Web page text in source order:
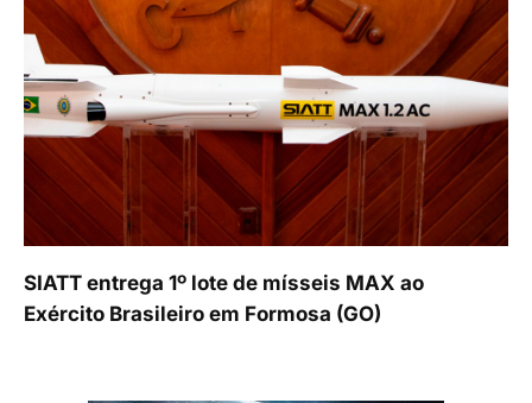
SIATT entrega 1º lote de mísseis MAX ao
Exército Brasileiro em Formosa (GO)